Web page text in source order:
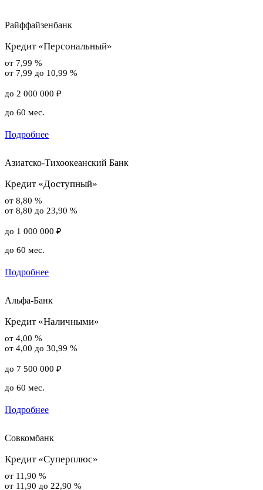
Райффайзенбанк
Кредит «Персональный»
от 7,99 %
от 7,99 до 10,99 %
до 2 000 000 ₽
до 60 мес.
Подробнее
Азиатско-Тихоокеанский Банк
Кредит «Доступный»
от 8,80 %
от 8,80 до 23,90 %
до 1 000 000 ₽
до 60 мес.
Подробнее
Альфа-Банк
Кредит «Наличными»
от 4,00 %
от 4,00 до 30,99 %
до 7 500 000 ₽
до 60 мес.
Подробнее
Совкомбанк
Кредит «Суперплюс»
от 11,90 %
от 11,90 до 22,90 %